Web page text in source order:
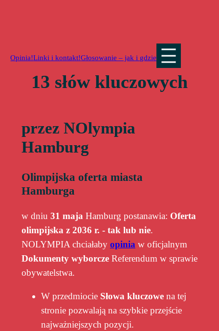
Opinia!Linki i kontakt!Głosowanie – jak i gdzie
13 słów kluczowych
przez NOlympia
Hamburg
Olimpijska oferta miasta
Hamburga
w dniu 31 maja Hamburg postanawia: Oferta
olimpijska z 2036 r. - tak lub nie.
NOLYMPIA chciałaby opinia w oficjalnym
Dokumenty wyborczeReferendum w sprawie
obywatelstwa.
W przedmiocie Słowa kluczowena tej
stronie pozwalają na szybkie przejście
najważniejszych pozycji.